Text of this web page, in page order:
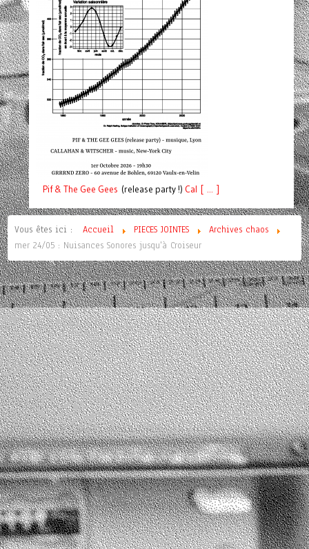
Pif& The Gee Gees (release party !) Cal [ ... ]
Vous êtes ici : Accueil PIECES JOINTES
Archives chaos
mer 24/05 : Nuisances Sonores jusqu'à Croiseur